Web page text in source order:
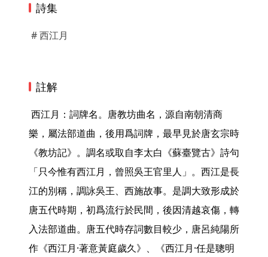
詩集
# 西江月
註解
樂，屬法部道曲，後用爲詞牌，最早見於唐玄宗時
《教坊記》。調名或取自李太白《蘇臺覽古》詩句
「只今惟有西江月，曾照吳王官里人」。西江是長
江的別稱，調詠吳王、西施故事。是調大致形成於
唐五代時期，初爲流行於民間，後因清越哀傷，轉
入法部道曲。唐五代時存詞數目較少，唐呂純陽所
作《西江月·著意黃庭歲久》、《西江月·任是聰明